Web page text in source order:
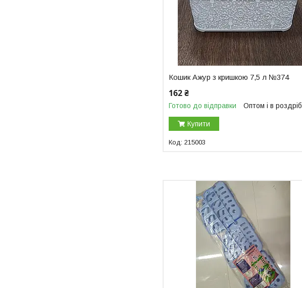
Кошик Ажур з кришкою 7,5 л №374
162 ₴
Готово до відправки Оптом і в роздріб
Купити
215003